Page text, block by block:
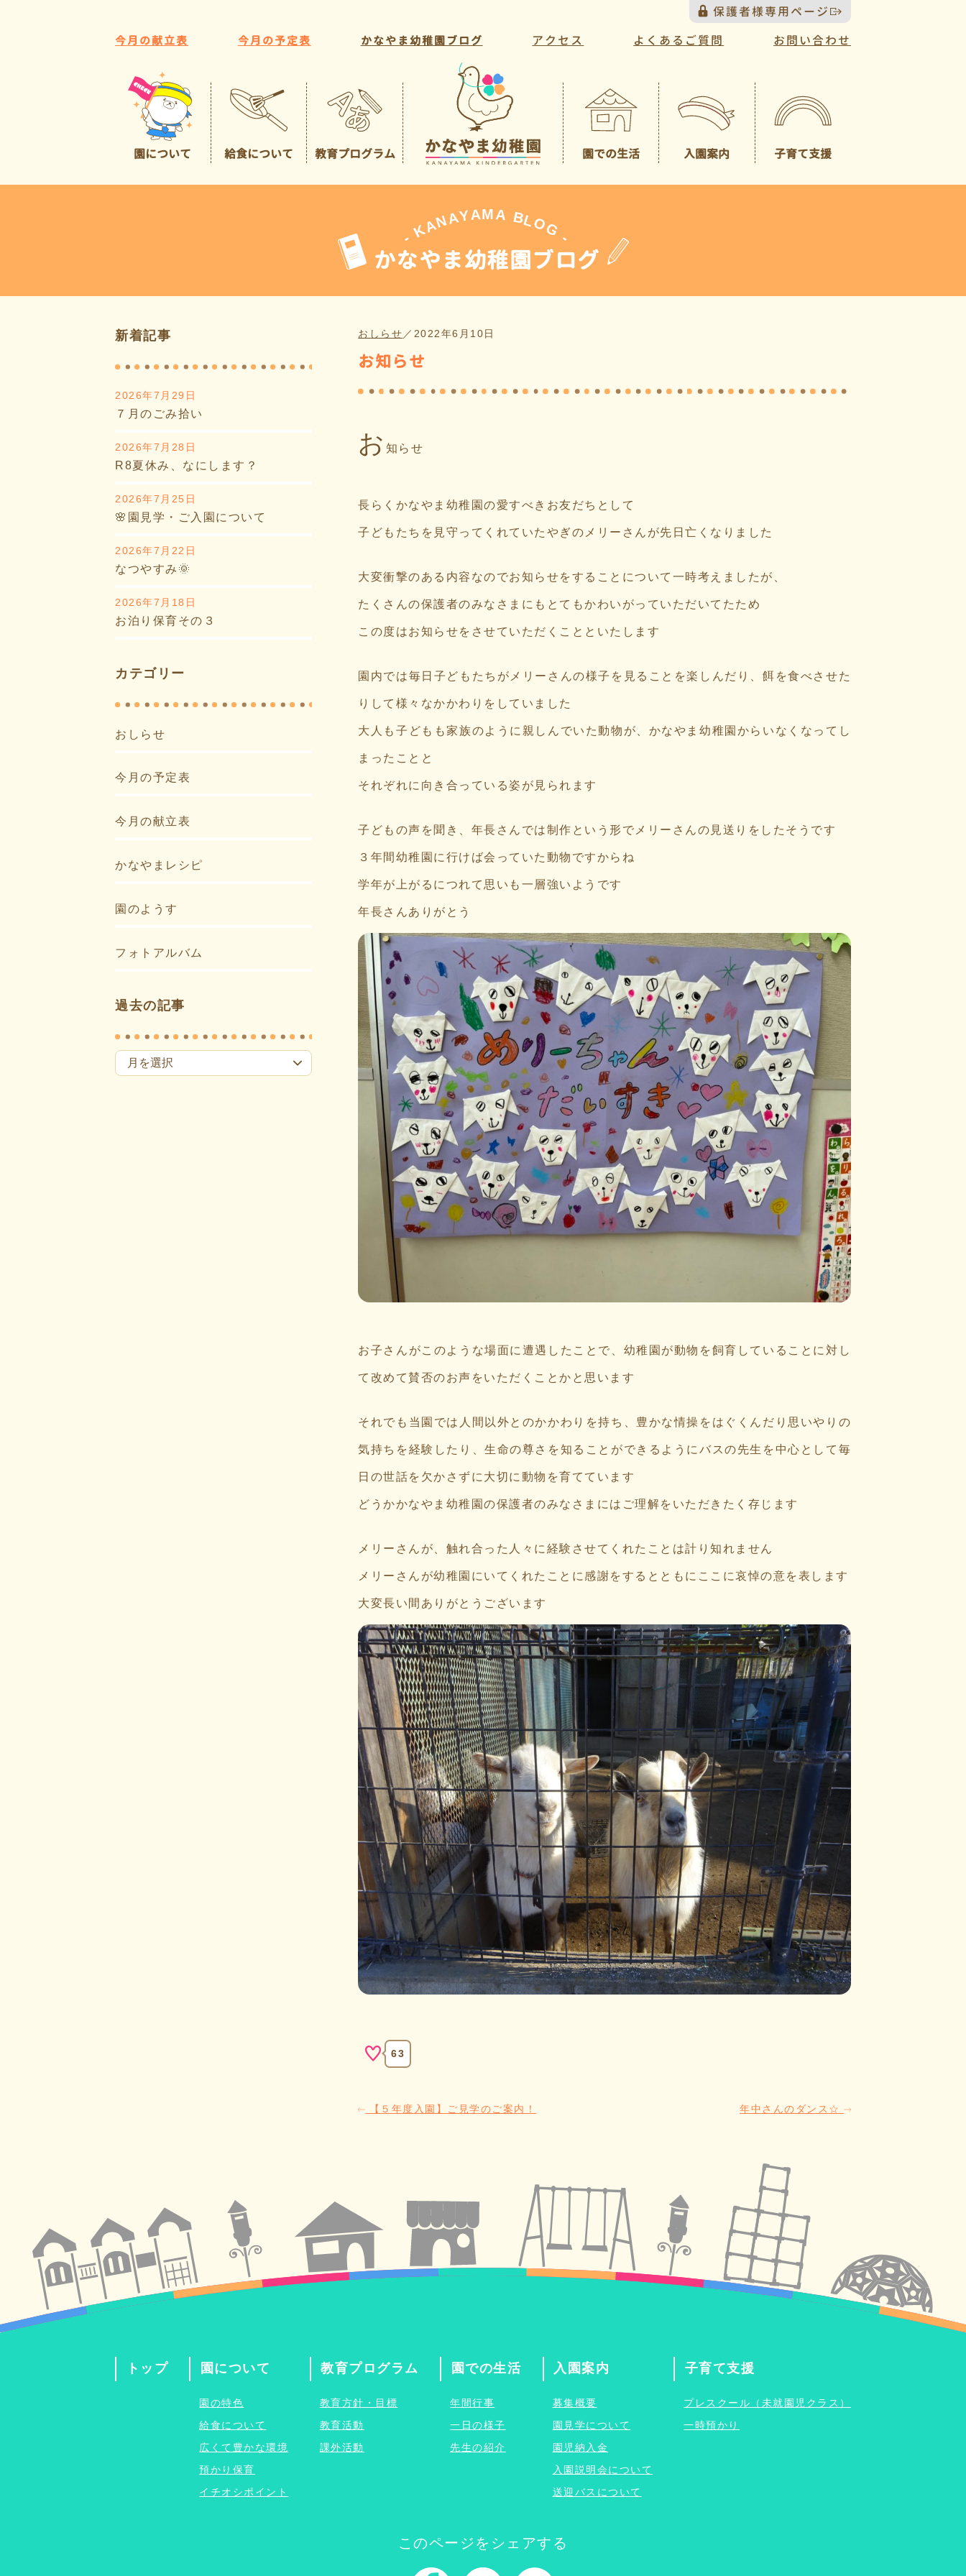
保護者様専用ページ
今月の献立表 今月の予定表 かなやま幼稚園ブログ アクセス よくあるご質問 お問い合わせ
園について
給食について
給食について 教育プログラム
教育活動
園での生活
一日の様子
入園案内
園見学について
子育て支援
（未就園児クラス）
一時預かり
- KANAYAMA BLOG -
かなやま幼稚園ブログ
新着記事
2026年7月29日
７月のごみ拾い
2026年7月28日
R8夏休み、なにします？
2026年7月25日
🌸園見学・ご入園について
2026年7月22日
なつやすみ🌞
2026年7月18日
お泊り保育その３
カテゴリー
おしらせ
今月の予定表
今月の献立表
かなやまレシピ
園のようす
フォトアルバム
過去の記事
おしらせ ／ 2022年6月10日
お知らせ
お 知らせ
長らくかなやま幼稚園の愛すべきお友だちとして
子どもたちを見守ってくれていたやぎのメリーさんが先日亡くなりました
大変衝撃のある内容なのでお知らせをすることについて一時考えましたが、
たくさんの保護者のみなさまにもとてもかわいがっていただいてたため
この度はお知らせをさせていただくことといたします
園内では毎日子どもたちがメリーさんの様子を見ることを楽しんだり、餌を食べさせた
りして様々なかかわりをしていました
大人も子どもも家族のように親しんでいた動物が、かなやま幼稚園からいなくなってし
まったことと
それぞれに向き合っている姿が見られます
子どもの声を聞き、年長さんでは制作という形でメリーさんの見送りをしたそうです
３年間幼稚園に行けば会っていた動物ですからね
学年が上がるにつれて思いも一層強いようです
年長さんありがとう
お子さんがこのような場面に遭遇したことで、幼稚園が動物を飼育していることに対し
て改めて賛否のお声をいただくことかと思います
それでも当園では人間以外とのかかわりを持ち、豊かな情操をはぐくんだり思いやりの
気持ちを経験したり、生命の尊さを知ることができるようにバスの先生を中心として毎
日の世話を欠かさずに大切に動物を育てています
どうかかなやま幼稚園の保護者のみなさまにはご理解をいただきたく存じます
メリーさんが、触れ合った人々に経験させてくれたことは計り知れません
メリーさんが幼稚園にいてくれたことに感謝をするとともにここに哀悼の意を表します
大変長い間ありがとうございます
63
【５年度入園】ご見学のご案内！ 年中さんのダンス☆
トップ 園について
園の特色
給食について
広くて豊かな環境
預かり保育
イチオシポイント
教育プログラム
教育方針・目標
教育活動
課外活動
園での生活
年間行事
一日の様子
先生の紹介
入園案内
募集概要
園見学について
園児納入金
入園説明会について
送迎バスについて
子育て支援
プレスクール（未就園児クラス）
一時預かり
このページをシェアする